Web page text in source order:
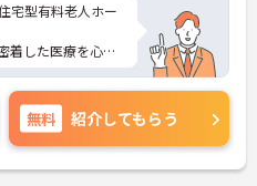
宅型有料老人ホー
着した医療を心が
、完全週休2日制
められています
ントなど、さらに
軽にご相談くださ
無料 紹介してもらう